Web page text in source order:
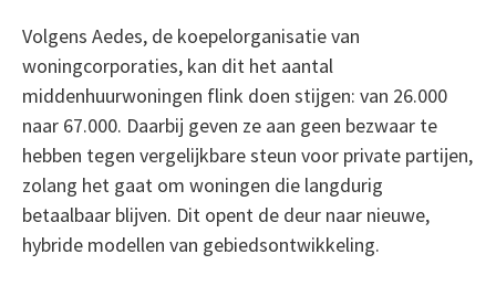
Volgens Aedes, de koepelorganisatie van
woningcorporaties, kan dit het aantal
middenhuurwoningen flink doen stijgen: van 26.000
naar 67.000. Daarbij geven ze aan geen bezwaar te
hebben tegen vergelijkbare steun voor private partijen,
zolang het gaat om woningen die langdurig
betaalbaar blijven. Dit opent de deur naar nieuwe,
hybride modellen van gebiedsontwikkeling.